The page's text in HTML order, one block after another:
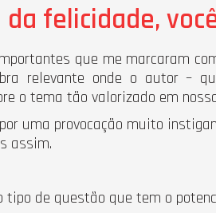
felicidade,
que me marcaram
relevante onde o autor –
o tema tão valorizado em
uma provocação muito
assim.
tipo de questão que tem o